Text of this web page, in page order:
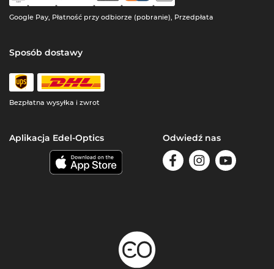
Google Pay, Płatność przy odbiorze (pobranie), Przedpłata
Sposób dostawy
Bezpłatna wysyłka i zwrot
Aplikacja Edel-Optics Odwiedź nas